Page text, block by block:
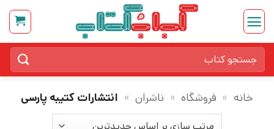
Skip
content
برای:
خانه » فروشگاه » ناشران » انتشارات کتیبه پارسی